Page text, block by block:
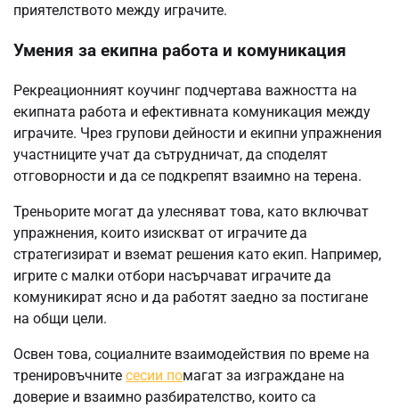
приятелството между играчите.
Умения за екипна работа и комуникация
Рекреационният коучинг подчертава важността на
екипната работа и ефективната комуникация между
играчите. Чрез групови дейности и екипни упражнения
участниците учат да сътрудничат, да споделят
отговорности и да се подкрепят взаимно на терена.
Треньорите могат да улесняват това, като включват
упражнения, които изискват от играчите да
стратегизират и вземат решения като екип. Например,
игрите с малки отбори насърчават играчите да
комуникират ясно и да работят заедно за постигане
на общи цели.
Освен това, социалните взаимодействия по време на
тренировъчните сесии помагат за изграждане на
доверие и взаимно разбирателство, които са